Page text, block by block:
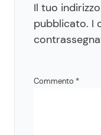
Il tuo
pubblicato. I
Commento *